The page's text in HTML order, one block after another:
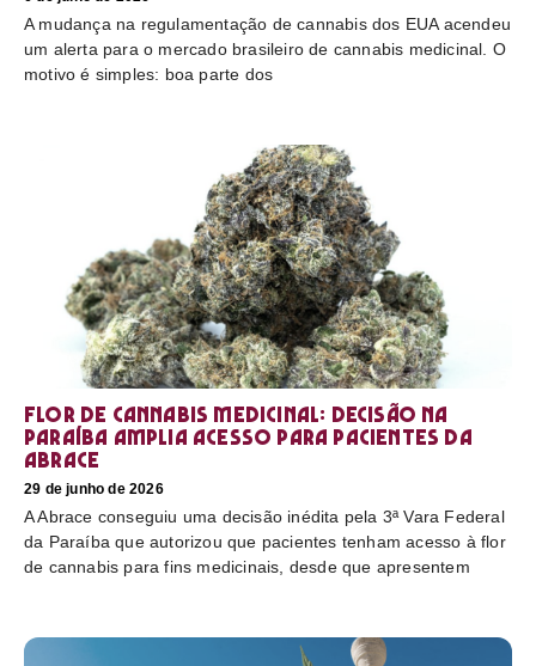
A mudança na regulamentação de cannabis dos EUA acendeu
um alerta para o mercado brasileiro de cannabis medicinal. O
motivo é simples: boa parte dos
Flor de cannabis medicinal: decisão na
Paraíba amplia acesso para pacientes da
Abrace
29 de junho de 2026
A Abrace conseguiu uma decisão inédita pela 3ª Vara Federal
da Paraíba que autorizou que pacientes tenham acesso à flor
de cannabis para fins medicinais, desde que apresentem